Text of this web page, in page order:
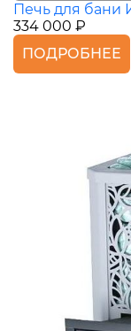
Печь для бани
334 000 ₽
ПОДРОБНЕЕ